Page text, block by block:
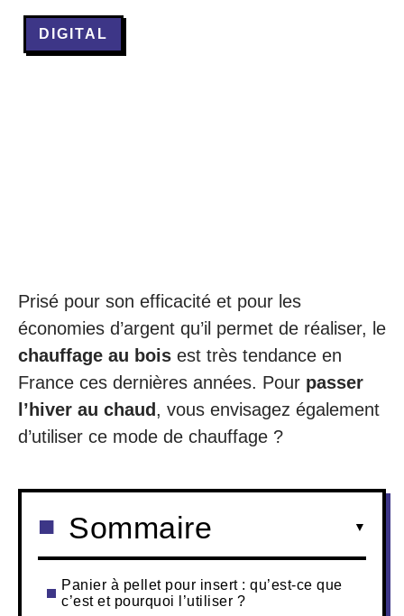
DIGITAL
Prisé pour son efficacité et pour les
économies d’argent qu’il permet de réaliser, le
chauffage au bois est très tendance en
France ces dernières années. Pour passer
l’hiver au chaud , vous envisagez également
d’utiliser ce mode de chauffage ?
Sommaire
Panier à pellet pour insert : qu’est-ce que
c’est et pourquoi l’utiliser ?